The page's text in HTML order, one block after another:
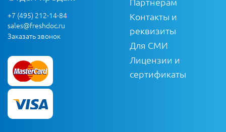
+7 (495) 212-14-84
sales@freshdoc.ru
Заказать звонок
Контакты и
реквизиты
Для СМИ
Лицензии и
сертификаты